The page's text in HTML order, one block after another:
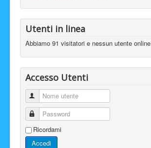
Utenti in linea
Abbiamo 91 visitatori e nessun utente online
Accesso Utenti
Nome utente
Password
Ricordami
Accedi